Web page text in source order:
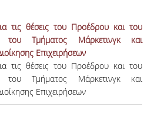
τις θέσεις του Προέδρου και του
του Τμήματος Μάρκετινγκ και
Επιχειρήσεων
τις θέσεις του Προέδρου και του
του Τμήματος Μάρκετινγκ και
Επιχειρήσεων